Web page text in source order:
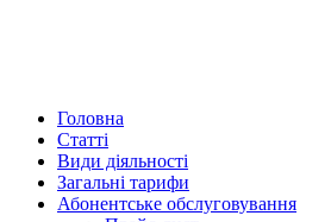
Головна
Статті
Види діяльності
Загальні тарифи
Абонентське обслуговування